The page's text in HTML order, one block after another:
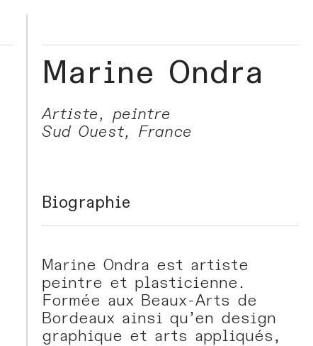
Marine Ondra
Artiste, peintre
Sud Ouest, France
Biographie
Marine Ondra est artiste
peintre et plasticienne.
Formée aux Beaux-Arts de
Bordeaux ainsi qu’en design
graphique et arts appliqués,